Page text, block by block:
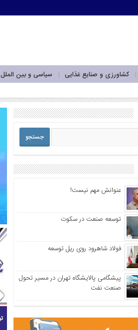
کشاورزی و صنایع غذایی سیاسی و بین الملل
عنوانش مهم نیست!
توسعه صنعت در سکوت
فولاد شاهرود روی ریل توسعه
پیشگامی پالایشگاه تهران در مسیر تحول
صنعت نفت